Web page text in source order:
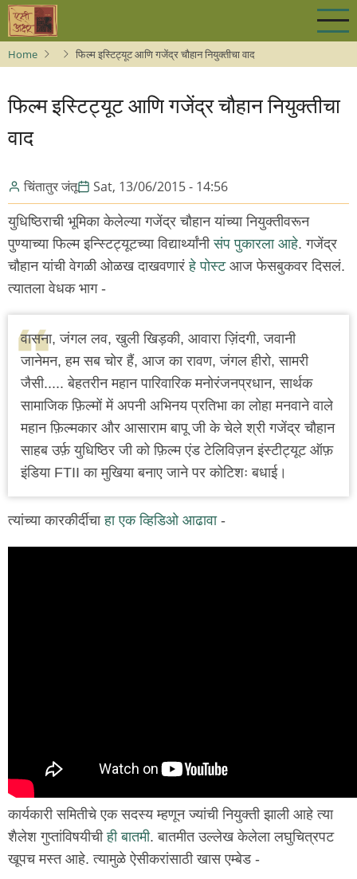
Skip
main
content
Home फिल्म इस्टिट्यूट आणि गजेंद्र चौहान नियुक्तीचा वाद
फिल्म इस्टिट्यूट आणि गजेंद्र चौहान नियुक्तीचा
वाद
चिंतातुर जंतू Sat, 13/06/2015 - 14:56
युधिष्ठिराची भूमिका केलेल्या गजेंद्र चौहान यांच्या नियुक्तीवरून
पुण्याच्या फिल्म इन्स्टिट्यूटच्या विद्यार्थ्यांनीसंप पुकारला आहे. गजेंद्र
चौहान यांची वेगळी ओळख दाखवणारंहे पोस्टआज फेसबुकवर दिसलं.
त्यातला वेधक भाग -
वासना, जंगल लव, खुली खिड़की, आवारा ज़िंदगी, जवानी
जानेमन, हम सब चोर हैं, आज का रावण, जंगल हीरो, सामरी
जैसी..... बेहतरीन महान पारिवारिक मनोरंजनप्रधान, सार्थक
सामाजिक फ़िल्मों में अपनी अभिनय प्रतिभा का लोहा मनवाने वाले
महान फ़िल्मकार और आसाराम बापू जी के चेले श्री गजेंद्र चौहान
साहब उर्फ़ युधिष्ठिर जी को फ़िल्म एंड टेलिविज़न इंस्टीट्यूट ऑफ़
इंडिया FTII का मुखिया बनाए जाने पर कोटिशः बधाई।
त्यांच्या कारकीर्दीचाहा एक व्हिडिओ आढावा-
कार्यकारी समितीचे एक सदस्य म्हणून ज्यांची नियुक्ती झाली आहे त्या
शैलेश गुप्तांविषयीचीही बातमी. बातमीत उल्लेख केलेला लघुचित्रपट
खूपच मस्त आहे. त्यामुळे ऐसीकरांसाठी खास एम्बेड -